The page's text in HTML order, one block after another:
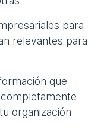
para
relevantes para
que
organización